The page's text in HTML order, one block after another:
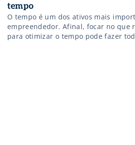
tempo
O tempo é um dos ativos mais
empreendedor. Afinal, focar no que
para otimizar o tempo pode fazer